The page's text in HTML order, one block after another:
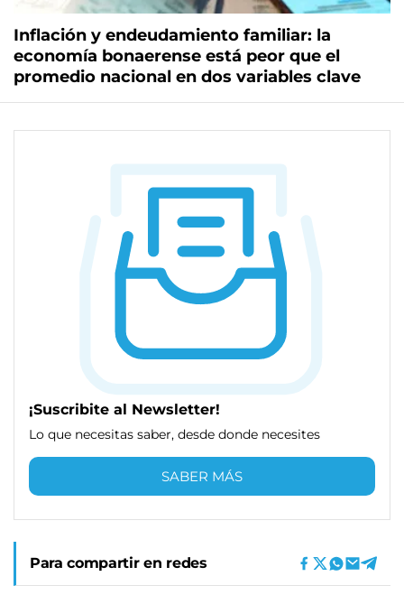
Inflación y endeudamiento familiar: la
economía bonaerense está peor que el
promedio nacional en dos variables clave
¡Suscribite al Newsletter!
Lo que necesitas saber, desde donde necesites
SABER MÁS
Para compartir en redes